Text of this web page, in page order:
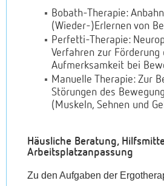
Bobath-Therapie:
(Wieder-)Erlernen von
Perfetti-Therapie:
Verfahren zur Förderung
Aufmerksamkeit bei
Manuelle Therapie:Zur
Störungen des
(Muskeln, Sehnen und
Häusliche Beratung,
Arbeitsplatzanpassung
Zu den Aufgaben der